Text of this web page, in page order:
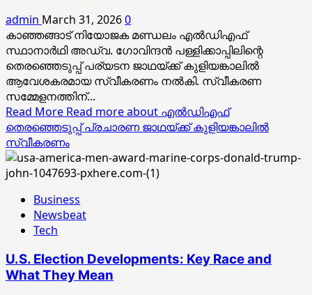
admin March 31, 20260
കാഞ്ഞങ്ങാട് നിയോജക മണ്ഡലം എൽഡിഎഫ്
സ്ഥാനാർഥി അഡ്വ. ഗോവിന്ദൻ പള്ളിക്കാപ്പിലിന്റെ
തെരഞ്ഞെടുപ്പ് പര്യടന ജാഥയ്ക്ക് കുളിയങ്കാലിൽ
ആവേശകരമായ സ്വീകരണം നൽകി. സ്വീകരണ
സമ്മേളനത്തിന്...
Read More Read more about എൽഡിഎഫ്
തെരഞ്ഞെടുപ്പ് പ്രചാരണ ജാഥയ്ക്ക് കുളിയങ്കാലിൽ
സ്വീകരണം
Business
Newsbeat
Tech
U.S. Election Developments: Key Race and
What They Mean